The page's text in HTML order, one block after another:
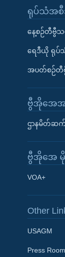
Learning
ဘာသာစကားမျ
ရုပ်သံအစီ
နေ့စဉ်တီဗွီ
ရေဒီယို ရုပ်
အပတ်စဉ်တီဗွီ
ဗွီအိုအေအ
ဌာနမိတ်ဆ
ဗွီအိုအေ
VOA+
Other
USAGM
Press Room